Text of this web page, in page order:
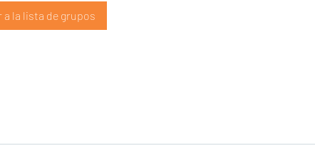
a la lista de grupos